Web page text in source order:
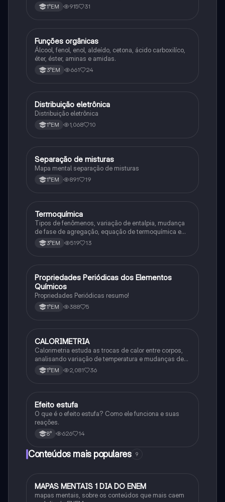
1°EM 915 31
Química
Funções orgânicas
Álcool, fenol, enol, aldeído, cetona, ácido carboxilíco,
éter, éster, aminas e amidas.
3°EM 661 24
Química
Distribuição eletrônica
Distribuição eletrônica
1°EM 1,068 10
Química
Separação de misturas
Mapa mental separação de misturas
1°EM 891 19
Química
Termoquímica
Tipos de fenômenos, variação de entalpia, mudança
de fase de agregação, equação de termoquímica e
entalpia de formação
3°EM 519 13
Química
Propriedades Periódicas dos Elementos
Químicos
Propriedades Periódicas resumo!
1°EM 388 5
Química
CALORIMETRIA
Calorimetria estuda as trocas de calor entre corpos,
analisando variação de temperatura e mudanças de
estado físico. Usa conceitos como calor sensível,
latente e capacidade térmica.
1°EM 2,081 36
Química
Efeito estufa
O que é o efeito estufa? Como ele funciona e suas
reações.
8° 626 14
Conteúdos mais populares 9
Português
MAPAS MENTAIS 1 DIA DO ENEM
mapas mentais, sobre os conteúdos que mais caem